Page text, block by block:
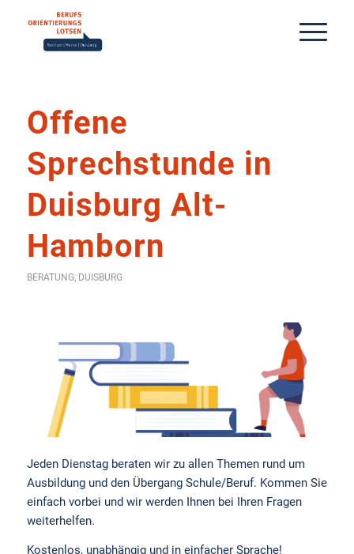
Offene
Sprechstunde in
Duisburg Alt-
Hamborn
BERATUNG, DUISBURG
Jeden Dienstag beraten wir zu allen Themen rund um
Ausbildung und den Übergang Schule/Beruf. Kommen Sie
einfach vorbei und wir werden Ihnen bei Ihren Fragen
weiterhelfen.
Kostenlos, unabhängig und in einfacher Sprache!